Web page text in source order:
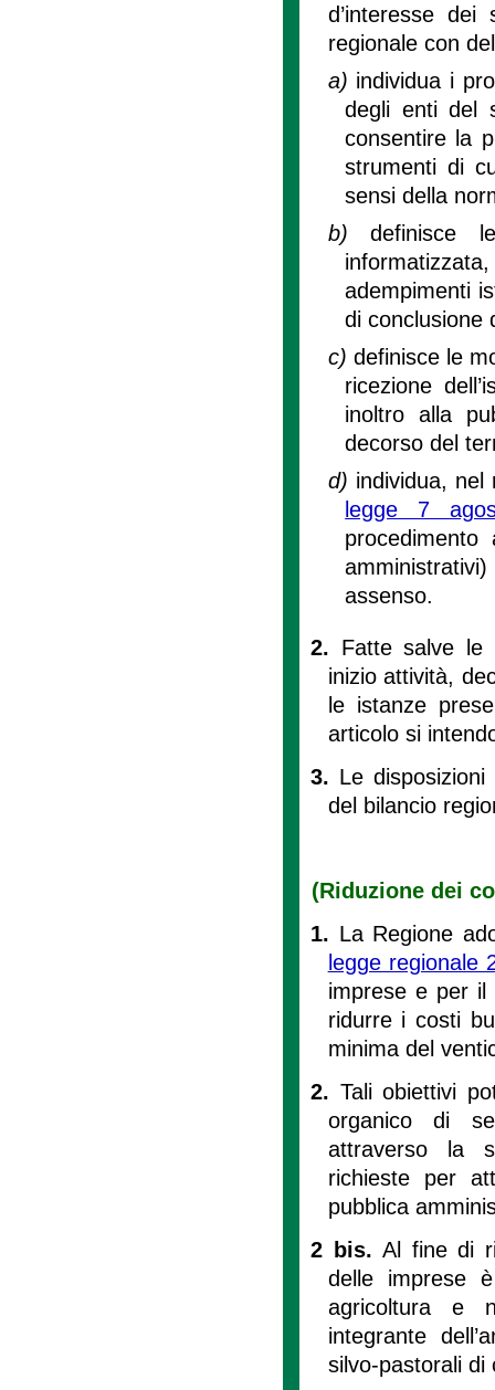
d’interesse
regionale con
a) individua i
degli enti del
consentire la
strumenti di
sensi della
b)definisce
adempimenti
di conclusione
c) definisce le
ricezione
inoltro alla
decorso del
d) individua, nel
legge 7
assenso.
2. Fatte salve le
inizio attività,
le istanze
articolo si
3. Le
del bilancio
(Riduzione dei
1. La Regione
legge regionale
imprese e per il
ridurre i costi
minima del
2. Tali obiettivi
organico di
attraverso la
richieste per
pubblica
2 bis.Al fine di
delle imprese
agricoltura e
integrante
silvo-pastorali di